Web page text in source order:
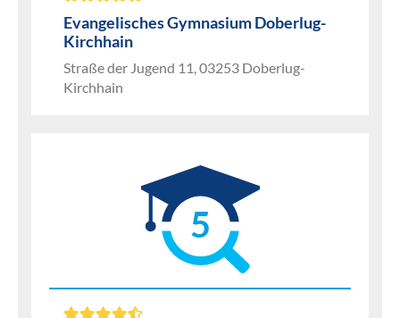
Evangelisches Gymnasium Doberlug-
Kirchhain
Straße der Jugend 11, 03253 Doberlug-
Kirchhain
5